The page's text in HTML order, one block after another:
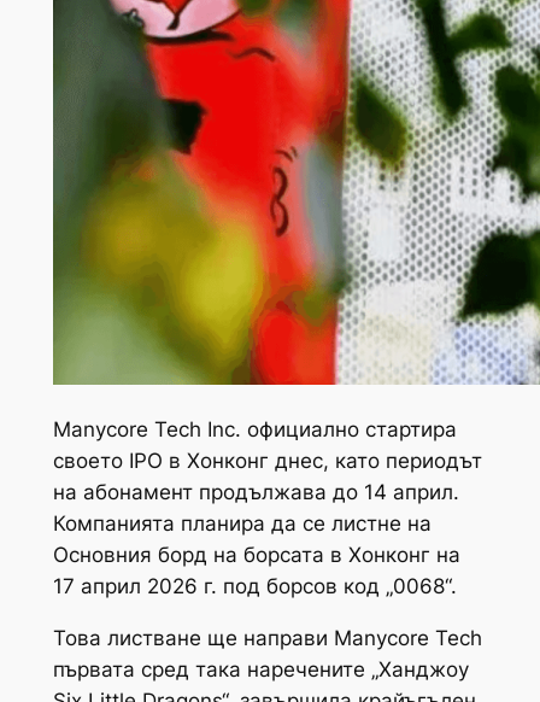
Manycore Tech Inc. официално стартира
своето IPO в Хонконг днес, като периодът
на абонамент продължава до 14 април.
Компанията планира да се листне на
Основния борд на борсата в Хонконг на
17 април 2026 г. под борсов код „0068“.
Това листване ще направи Manycore Tech
първата сред така наречените „Ханджоу